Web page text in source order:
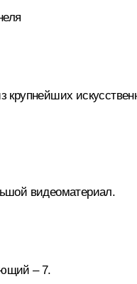
видеоматериал.
– 7.